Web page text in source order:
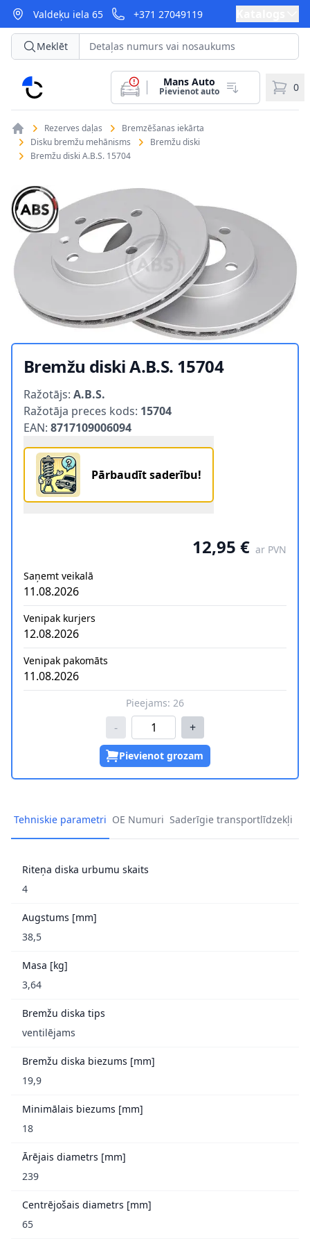
Valdeķu iela 65 +371 27049119
CarParts
Meklēt
Mans Auto
Pievienot auto 0
Rezerves daļas
Bremzēšanas iekārta
Disku bremžu mehānisms
Bremžu diski
Bremžu diski A.B.S. 15704
Bremžu diski A.B.S. 15704
Product information
Ražotājs: A.B.S.
Ražotāja preces kods: 15704
EAN: 8717109006094
Pārbaudīt saderību!
12,95 € ar PVN
Saņemt veikalā
11.08.2026
Venipak kurjers
12.08.2026
Venipak pakomāts
11.08.2026
Pieejams: 26
- +
Pievienot grozam
Tehniskie parametri OE Numuri Saderīgie transportlīdzekļi
Riteņa diska urbumu skaits
4
Augstums [mm]
38,5
Masa [kg]
3,64
Bremžu diska tips
ventilējams
Bremžu diska biezums [mm]
19,9
Minimālais biezums [mm]
18
Ārējais diametrs [mm]
239
Centrējošais diametrs [mm]
65